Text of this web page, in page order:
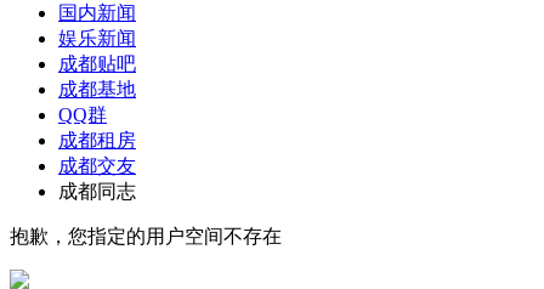
国内新闻
娱乐新闻
成都贴吧
成都基地
QQ群
成都租房
成都交友
成都同志
抱歉，您指定的用户空间不存在